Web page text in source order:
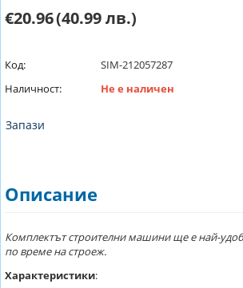
€20.96(40.99 лв.)
Код:
SIM-212057287
Наличност:
Не е наличен
Запази
Описание
Комплектът строителни машини ще е най-
по време на строеж.
Характеристики: